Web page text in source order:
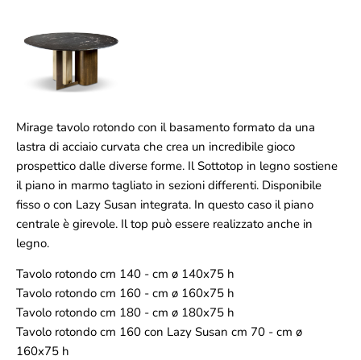
Mirage tavolo rotondo con il basamento formato da una
lastra di acciaio curvata che crea un incredibile gioco
prospettico dalle diverse forme. Il Sottotop in legno sostiene
il piano in marmo tagliato in sezioni differenti. Disponibile
fisso o con Lazy Susan integrata. In questo caso il piano
centrale è girevole. Il top può essere realizzato anche in
legno.
Tavolo rotondo cm 140 - cm ø 140x75 h
Tavolo rotondo cm 160 - cm ø 160x75 h
Tavolo rotondo cm 180 - cm ø 180x75 h
Tavolo rotondo cm 160 con Lazy Susan cm 70 - cm ø
160x75 h